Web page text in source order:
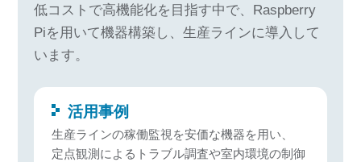
低コストで高機能化を目指す中で、Raspberry
Piを用いて機器構築し、生産ラインに導入して
います。
活用事例
生産ラインの稼働監視を安価な機器を用い、
定点観測によるトラブル調査や室内環境の制御